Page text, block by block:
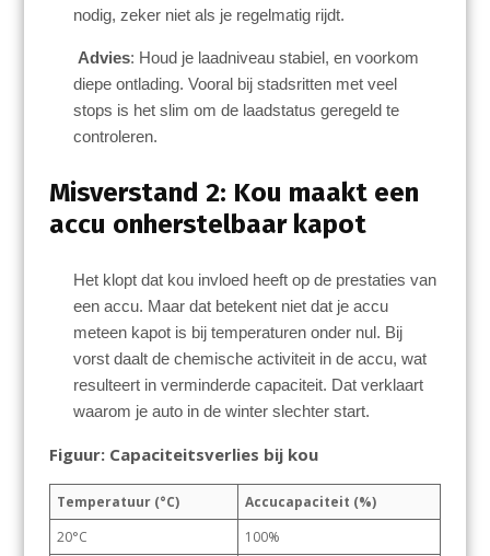
nodig, zeker niet als je regelmatig rijdt.
Advies: Houd je laadniveau stabiel, en voorkom
diepe ontlading. Vooral bij stadsritten met veel
stops is het slim om de laadstatus geregeld te
controleren.
Misverstand 2: Kou maakt een
accu onherstelbaar kapot
Het klopt dat kou invloed heeft op de prestaties van
een accu. Maar dat betekent niet dat je accu
meteen kapot is bij temperaturen onder nul. Bij
vorst daalt de chemische activiteit in de accu, wat
resulteert in verminderde capaciteit. Dat verklaart
waarom je auto in de winter slechter start.
Figuur: Capaciteitsverlies bij kou
Temperatuur (°C)
Accucapaciteit (%)
20°C
100%